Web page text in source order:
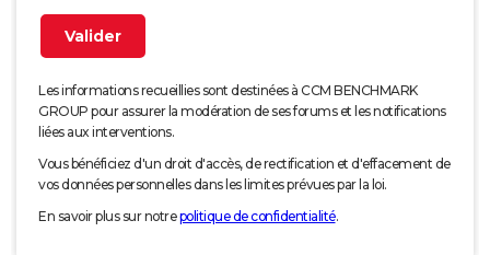
Les informations recueillies sont destinées à CCM BENCHMARK
GROUP pour assurer la modération de ses forums et les notifications
liées aux interventions.
Vous bénéficiez d'un droit d'accès, de rectification et d'effacement de
vos données personnelles dans les limites prévues par la loi.
En savoir plus sur notrepolitique de confidentialité.